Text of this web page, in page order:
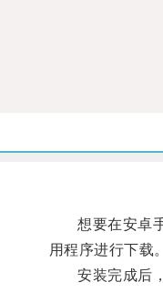
想要在安卓手
用程序进行下载。
安装完成后，